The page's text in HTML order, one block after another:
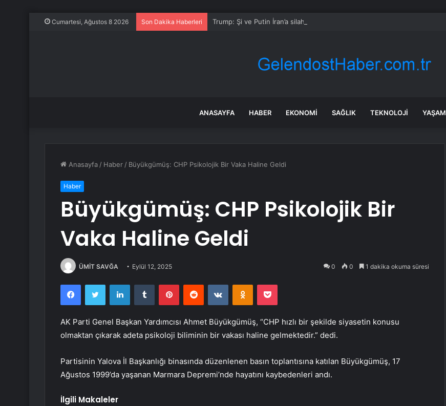
Cumartesi, Ağustos 8 2026 Son Dakika Haberleri Trump: Şi ve Putin İran’a silah satmayacaklarını söyledi
ANASAYFA HABER EKONOMI SAĞLIK TEKNOLOJI YAŞAM
Anasayfa / Haber / Büyükgümüş: CHP Psikolojik Bir Vaka Haline Geldi
Haber
Büyükgümüş: CHP Psikolojik Bir
Vaka Haline Geldi
ÜMİT SAVĞA Eylül 12, 2025 0 0 1 dakika okuma süresi
FacebookTwitter LinkedInTumblr PinterestReddit VKontakteOdnoklassniki
Pocket
AK Parti Genel Başkan Yardımcısı Ahmet Büyükgümüş, “CHP hızlı bir şekilde siyasetin konusu
olmaktan çıkarak adeta psikoloji biliminin bir vakası haline gelmektedir.” dedi.
Partisinin Yalova İl Başkanlığı binasında düzenlenen basın toplantısına katılan Büyükgümüş, 17
Ağustos 1999’da yaşanan Marmara Depremi’nde hayatını kaybedenleri andı.
İlgili Makaleler